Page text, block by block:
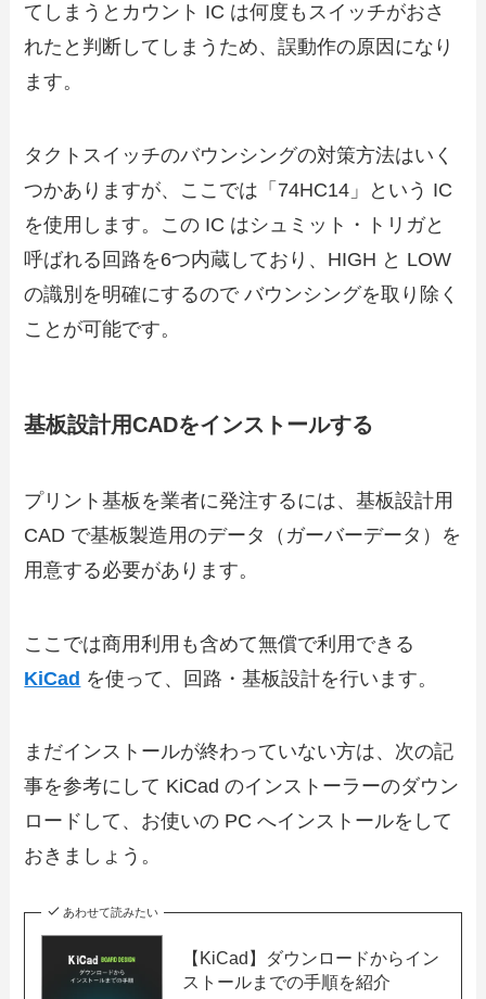
てしまうとカウント IC は何度もスイッチがおさ
れたと判断してしまうため、誤動作の原因になり
ます。
タクトスイッチのバウンシングの対策方法はいく
つかありますが、ここでは「74HC14」という IC
を使用します。この IC はシュミット・トリガと
呼ばれる回路を6つ内蔵しており、HIGH と LOW
の識別を明確にするので バウンシングを取り除く
ことが可能です。
基板設計用CADをインストールする
プリント基板を業者に発注するには、基板設計用
CAD で基板製造用のデータ（ガーバーデータ）を
用意する必要があります。
ここでは商用利用も含めて無償で利用できる
KiCad を使って、回路・基板設計を行います。
まだインストールが終わっていない方は、次の記
事を参考にして KiCad のインストーラーのダウン
ロードして、お使いの PC へインストールをして
おきましょう。
あわせて読みたい
【KiCad】ダウンロードからイン
ストールまでの手順を紹介